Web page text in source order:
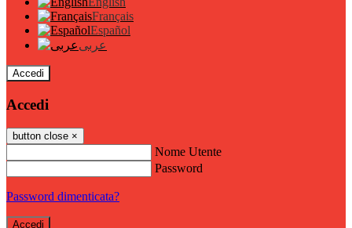
Français
Español
عربى
Accedi
Accedi
button close ×
Nome Utente
Password
Password dimenticata?